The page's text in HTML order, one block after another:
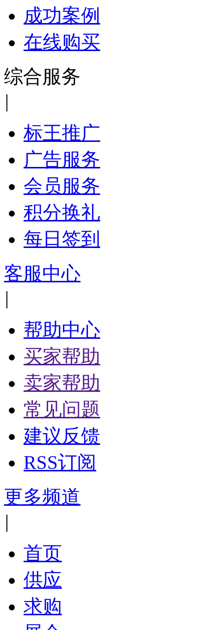
成功案例
在线购买
综合服务
|
标王推广
广告服务
会员服务
积分换礼
每日签到
客服中心
|
帮助中心
买家帮助
卖家帮助
常见问题
建议反馈
RSS订阅
更多频道
|
首页
供应
求购